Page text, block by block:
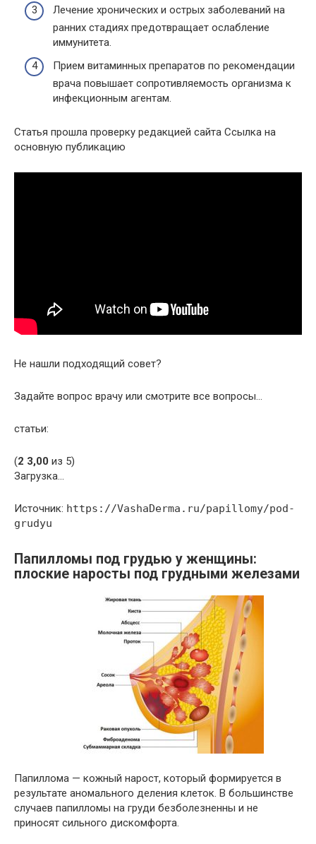
Лечение хронических и острых заболеваний на
ранних стадиях предотвращает ослабление
иммунитета.
Прием витаминных препаратов по рекомендации
врача повышает сопротивляемость организма к
инфекционным агентам.
Статья прошла проверку редакцией сайта Ссылка на
основную публикацию
Не нашли подходящий совет?
Задайте вопрос врачу или смотрите все вопросы…
статьи:
(2 3,00 из 5)
Загрузка…
Источник: https://VashaDerma.ru/papillomy/pod-
grudyu
Папилломы под грудью у женщины:
плоские наросты под грудными железами
Папиллома — кожный нарост, который формируется в
результате аномального деления клеток. В большинстве
случаев папилломы на груди безболезненны и не
приносят сильного дискомфорта.